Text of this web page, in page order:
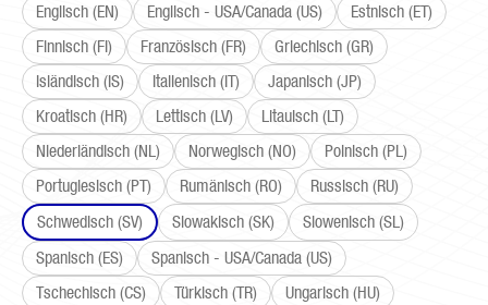
Englisch (EN)
Englisch - USA/Canada (US)
Estnisch (ET)
Finnisch (FI)
Französisch (FR)
Griechisch (GR)
Isländisch (IS)
Italienisch (IT)
Japanisch (JP)
Kroatisch (HR)
Lettisch (LV)
Litauisch (LT)
Niederländisch (NL)
Norwegisch (NO)
Polnisch (PL)
Portugiesisch (PT)
Rumänisch (RO)
Russisch (RU)
Schwedisch (SV)
Slowakisch (SK)
Slowenisch (SL)
Spanisch (ES)
Spanisch - USA/Canada (US)
Tschechisch (CS)
Türkisch (TR) Ungarisch (HU)